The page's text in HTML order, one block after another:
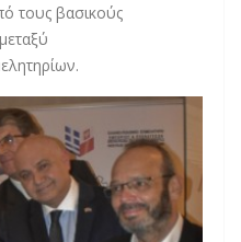
τους βασικούς